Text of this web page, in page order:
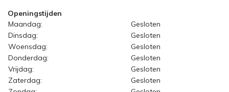
Openingstijden
Maandag:
Gesloten
Dinsdag:
Gesloten
Woensdag:
Gesloten
Donderdag:
Gesloten
Vrijdag:
Gesloten
Zaterdag:
Gesloten